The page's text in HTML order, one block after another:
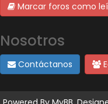
Marcar foros como
Nosotros
Contáctanos